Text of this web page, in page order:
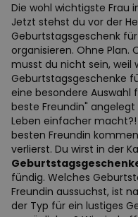
Die wohl wichtigste Frau
Jetzt stehst du vor der
Geburtstagsgeschenk
organisieren. Ohne Plan.
musst du nicht sein, weil
Geburtstagsgeschenke
eine besondere
beste Freundin"
Leben einfacher
besten Freundin
verlierst. Du wirst in der
fündig. Welches
Freundin aussuchst, ist
der Typ für ein lustiges